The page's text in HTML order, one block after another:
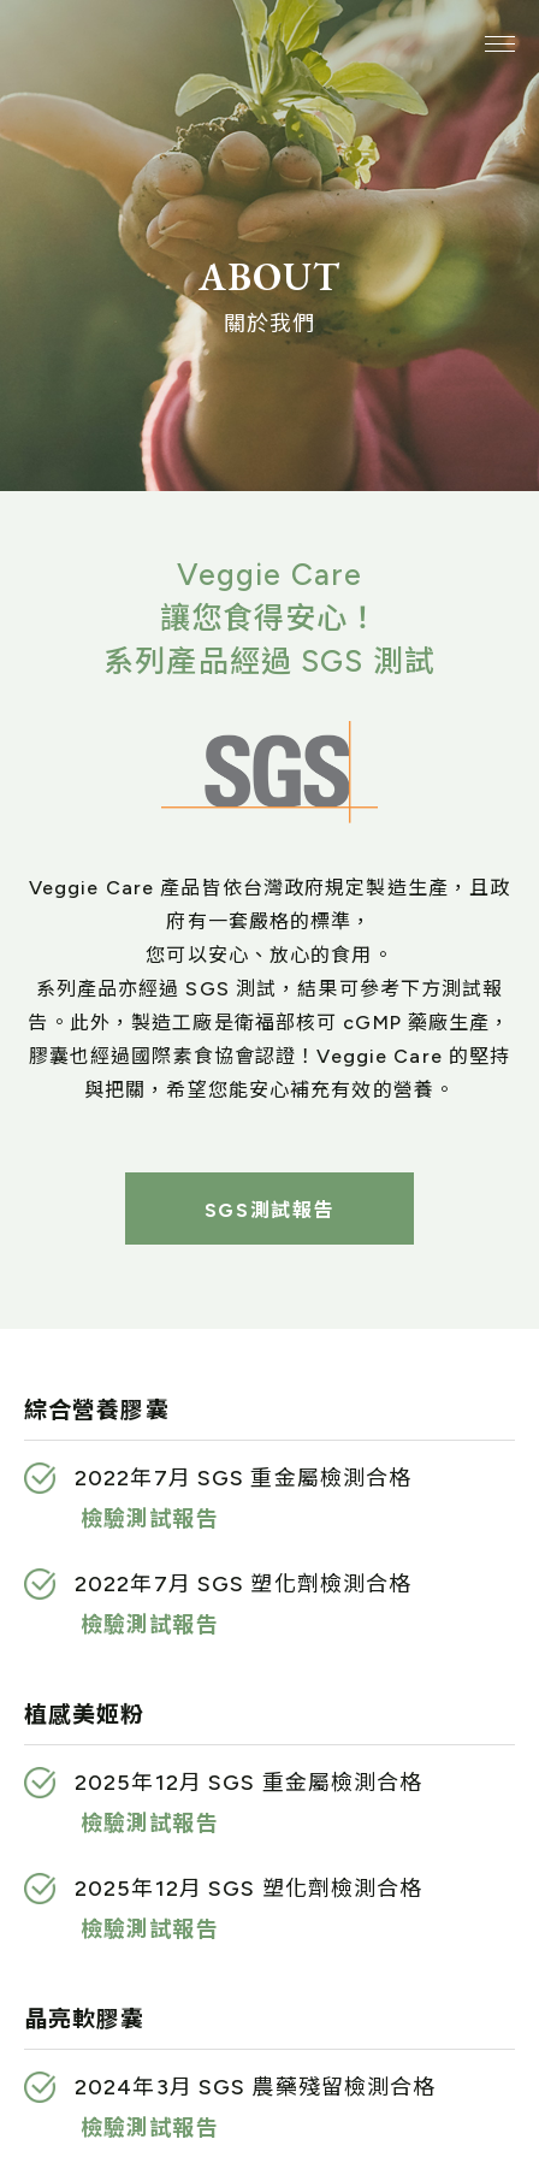
關於我們
系列商品
最新消息
植生活分享
ABOUT
關於我們
Veggie Care
讓您食得安心！
系列產品經過 SGS 測試
Veggie Care 產品皆依台灣政府規定製造生產，且政
府有一套嚴格的標準，
您可以安心、放心的食用。
系列產品亦經過 SGS 測試，結果可參考下方測試報
告。 此外，製造工廠是衛福部核可 cGMP 藥廠生產，
膠囊也經過國際素食協會認證！Veggie Care 的堅持
與把關，希望您能安心補充有效的營養。
SGS測試報告
綜合營養膠囊
2022年7月 SGS 重金屬檢測合格
檢驗測試報告
2022年7月 SGS 塑化劑檢測合格
檢驗測試報告
植感美姬粉
2025年12月 SGS 重金屬檢測合格
檢驗測試報告
2025年12月 SGS 塑化劑檢測合格
檢驗測試報告
晶亮軟膠囊
2024年3月 SGS 農藥殘留檢測合格
檢驗測試報告